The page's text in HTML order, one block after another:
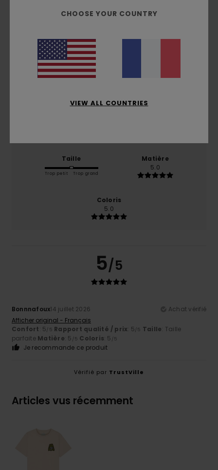
5.0
Taille
Trop petit Trop grand
Matière
5.0
Coloris
5.0
5/5
Bonnnafoux14 juillet 2026
Achat vérifié
Afficher original - Français
Confort: 5/5 Rapport qualité / prix: 5/5 Taille: Taille
parfaite Matière: 5 /5 Coloris: 5 /5
Je recommande ce produit
Vérifié par TrustVille
Articles vus récemment
CHOOSE YOUR COUNTRY
VIEW ALL COUNTRIES